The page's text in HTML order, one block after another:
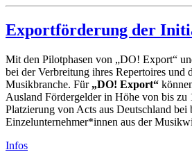
Exportförderung der
Mit den Pilotphasen von „DO! Export“
bei der Verbreitung ihres Repertoires
Musikbranche. Für „DO! Export“
Ausland Fördergelder in Höhe von bis zu
Platzierung von Acts aus Deutschland
Einzelunternehmer*innen aus der
Infos